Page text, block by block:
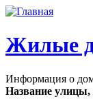
Перейти к
Жилые
Информация о
Название улицы,